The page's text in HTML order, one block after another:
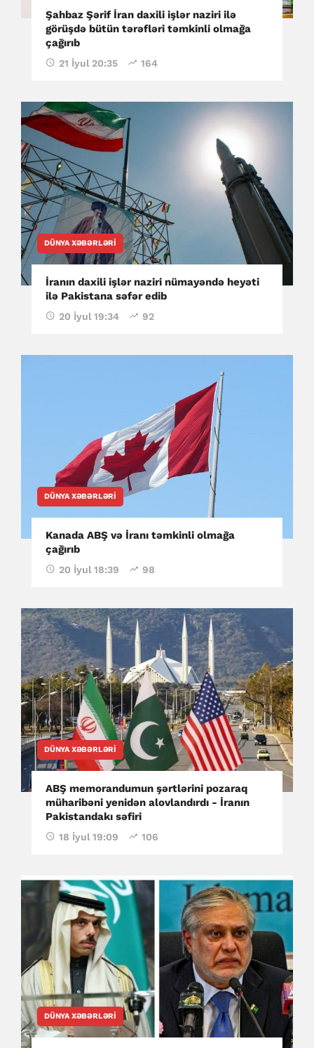
Şahbaz Şərif İran daxili işlər naziri ilə
görüşdə bütün tərəfləri təmkinli olmağa
çağırıb
21 İyul 20:35 164
DÜNYA XƏBƏRLƏRI
İranın daxili işlər naziri nümayəndə heyəti
ilə Pakistana səfər edib
20 İyul 19:34 92
DÜNYA XƏBƏRLƏRI
Kanada ABŞ və İranı təmkinli olmağa
çağırıb
20 İyul 18:39 98
DÜNYA XƏBƏRLƏRI
ABŞ memorandumun şərtlərini pozaraq
müharibəni yenidən alovlandırdı - İranın
Pakistandakı səfiri
18 İyul 19:09 106
DÜNYA XƏBƏRLƏRI